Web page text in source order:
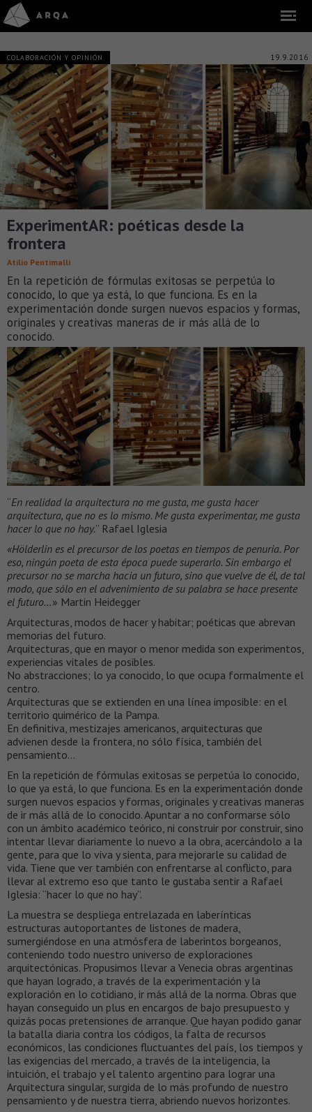
COLABORACIÓN Y OPINIÓN 19.9.2016
ExperimentAR: poéticas desde la
frontera
Atilio Pentimalli
En la repetición de fórmulas exitosas se perpetúa lo
conocido, lo que ya está, lo que funciona. Es en la
experimentación donde surgen nuevos espacios y formas,
originales y creativas maneras de ir más allá de lo
conocido.
“En realidad la arquitectura no me gusta, me gusta hacer
arquitectura, que no es lo mismo. Me gusta experimentar, me gusta
hacer lo que no hay.” Rafael Iglesia
«Hölderlin es el precursor de los poetas en tiempos de penuria. Por
eso, ningún poeta de esta época puede superarlo. Sin embargo el
precursor no se marcha hacia un futuro, sino que vuelve de él, de tal
modo, que sólo en el advenimiento de su palabra se hace presente
el futuro…» Martin Heidegger
Arquitecturas, modos de hacer y habitar; poéticas que abrevan
memorias del futuro.
Arquitecturas, que en mayor o menor medida son experimentos,
experiencias vitales de posibles.
No abstracciones; lo ya conocido, lo que ocupa formalmente el
centro.
Arquitecturas que se extienden en una línea imposible: en el
territorio quimérico de la Pampa.
En definitiva, mestizajes americanos, arquitecturas que
advienen desde la frontera, no sólo física, también del
pensamiento…
En la repetición de fórmulas exitosas se perpetúa lo conocido,
lo que ya está, lo que funciona. Es en la experimentación donde
surgen nuevos espacios y formas, originales y creativas maneras
de ir más allá de lo conocido. Apuntar a no conformarse sólo
con un ámbito académico teórico, ni construir por construir, sino
intentar llevar diariamente lo nuevo a la obra, acercándolo a la
gente, para que lo viva y sienta, para mejorarle su calidad de
vida. Tiene que ver también con enfrentarse al conflicto, para
llevar al extremo eso que tanto le gustaba sentir a Rafael
Iglesia: “hacer lo que no hay”.
La muestra se despliega entrelazada en laberínticas
estructuras autoportantes de listones de madera,
sumergiéndose en una atmósfera de laberintos borgeanos,
conteniendo todo nuestro universo de exploraciones
arquitectónicas. Propusimos llevar a Venecia obras argentinas
que hayan logrado, a través de la experimentación y la
exploración en lo cotidiano, ir más allá de la norma. Obras que
hayan conseguido un plus en encargos de bajo presupuesto y
quizás pocas pretensiones de arranque. Que hayan podido ganar
la batalla diaria contra los códigos, la falta de recursos
económicos, las condiciones fluctuantes del país, los tiempos y
las exigencias del mercado, a través de la inteligencia, la
intuición, el trabajo y el talento argentino para lograr una
Arquitectura singular, surgida de lo más profundo de nuestro
pensamiento y de nuestra tierra, abriendo nuevos horizontes.